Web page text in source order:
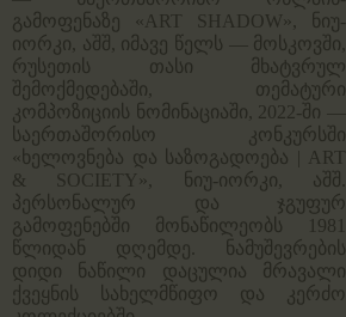
გამოფენაზე «ART SHADOW», ნიუ-
იორკი, აშშ, იმავე წელს — მოსკოვში,
რუსეთის თასი მხატვრულ
შემოქმედებაში, თემატური
კომპოზიციის ნომინაციაში, 2022-ში —
საერთაშორისო კონკურსში
«ხელოვნება და საზოგადოება | ART
& SOCIETY», ნიუ-იორკი, აშშ.
პერსონალურ და ჯგუფურ
გამოფენებში მონაწილეობს 1981
წლიდან დღემდე. ნამუშევრების
დიდი ნაწილი დაცულია მრავალი
ქვეყნის სახელმწიფო და კერძო